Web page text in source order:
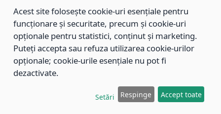
Municipal Braşov situat în str. Dimitrie Anghel nr. 19.
564/29.11.2013
Titlu: Completarea şi modificarea H.C.L. nr. 446/2013,
care s-a aprobat studiul de fundamentare pentru
Acest site folosește cookie-uri esențiale pentru
funcționare și securitate, precum și cookie-uri
opționale pentru statistici, conținut și marketing.
Puteți accepta sau refuza utilizarea cookie-urilor
opționale; cookie-urile esențiale nu pot fi
dezactivate.
Setări Respinge Accept toate